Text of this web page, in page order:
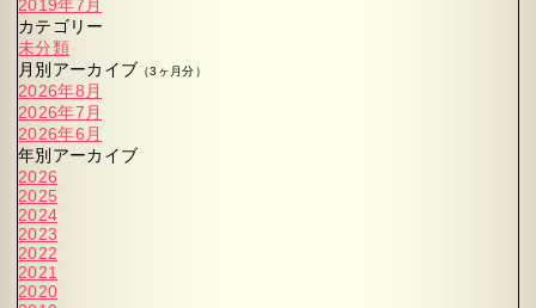
2019年7月
カテゴリー
未分類
月別アーカイブ （3ヶ月分）
2026年8月
2026年7月
2026年6月
年別アーカイブ
2026
2025
2024
2023
2022
2021
2020